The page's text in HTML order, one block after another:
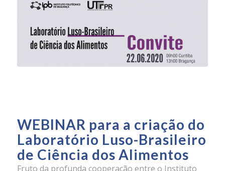
WEBINAR para a criação do
Laboratório Luso-Brasileiro
de Ciência dos Alimentos
Fruto da profunda cooperação entre o Instituto